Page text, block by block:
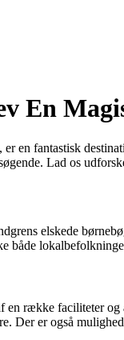
En
en fantastisk
Lad os
elskede
både
række faciliteter og
Der er også